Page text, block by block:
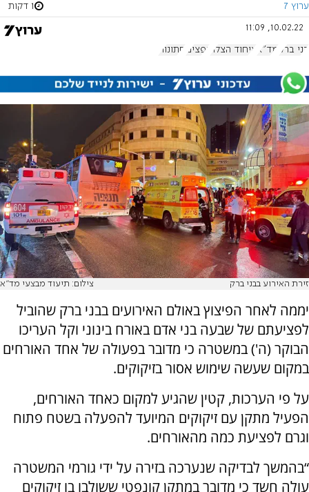
ערוץ 7 1 דקות
10.02.22, 11:09
בני ברק מד"א איחוד הצלה נפצים חתונות
זירת האירוע בבני ברק צילום: תיעוד מבצעי מד"א
יממה לאחר הפיצוץ באולם האירועים בבני ברק שהוביל
לפציעתם של שבעה בני אדם באורח בינוני וקל העריכו
הבוקר (ה') במשטרה כי מדובר בפעולה של אחד האורחים
במקום שעשה שימוש אסור בזיקוקים.
על פי הערכות, קטין שהגיע למקום כאחד האורחים,
הפעיל מתקן עם זיקוקים המיועד להפעלה בשטח פתוח
וגרם לפציעת כמה מהאורחים.
“בהמשך לבדיקה שנערכה בזירה על ידי גורמי המשטרה
עולה חשד כי מדובר במתקן קונפטי ששולבו בו זיקוקים